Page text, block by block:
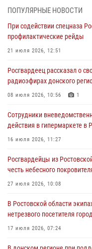
При содействии спецназа
21 июля 2026, 12:51
В Ростовской области
17 июля 2026, 07:24
Сотрудники
16 июля 2026, 11:27
Конкурс
15 июля 2026, 06:39
ПОПУЛЯРНЫЕ НОВОСТИ
При содействии спецназа
профилактические рейды
21 июля 2026, 12:51
Росгвардеец рассказал о
радиоэфирах донского
08 июля 2026, 10:56 1
Сотрудники
действия в гипермаркете в
16 июля 2026, 11:27
Росгвардейцы из
честь небесного
27 июля 2026, 10:08
В Ростовской области
нетрезвого посетителя
17 июля 2026, 07:24